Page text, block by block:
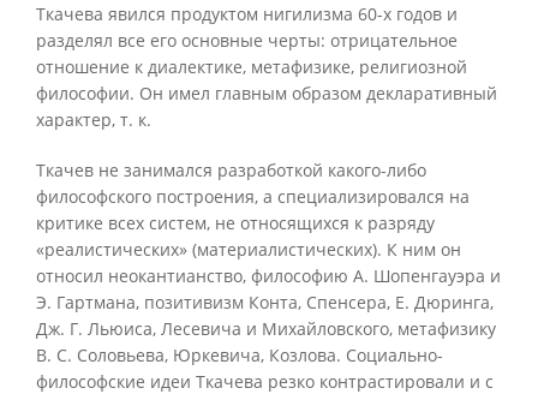
Ткачева явился продуктом нигилизма 60-х годов и
разделял все его основные черты: отрицательное
отношение к диалектике, метафизике, религиозной
философии. Он имел главным образом декларативный
характер, т. к.
Ткачев не занимался разработкой какого-либо
философского построения, а специализировался на
критике всех систем, не относящихся к разряду
«реалистических» (материалистических). К ним он
относил неокантианство, философию А. Шопенгауэра и
Э. Гартмана, позитивизм Конта, Спенсера, Е. Дюринга,
Дж. Г. Льюиса, Лесевича и Михайловского, метафизику
В. С. Соловьева, Юркевича, Козлова. Социально-
философские идеи Ткачева резко контрастировали и с